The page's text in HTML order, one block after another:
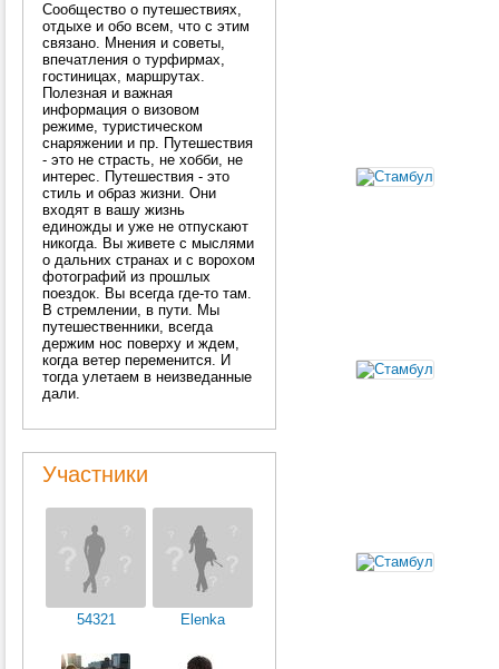
Сообщество о путешествиях,
отдыхе и обо всем, что с этим
связано. Мнения и советы,
впечатления о турфирмах,
гостиницах, маршрутах.
Полезная и важная
информация о визовом
режиме, туристическом
снаряжении и пр. Путешествия
- это не страсть, не хобби, не
интерес. Путешествия - это
стиль и образ жизни. Они
входят в вашу жизнь
единожды и уже не отпускают
никогда. Вы живете с мыслями
о дальних странах и с ворохом
фотографий из прошлых
поездок. Вы всегда где-то там.
В стремлении, в пути. Мы
путешественники, всегда
держим нос поверху и ждем,
когда ветер переменится. И
тогда улетаем в неизведанные
дали.
Участники
54321 Elenka